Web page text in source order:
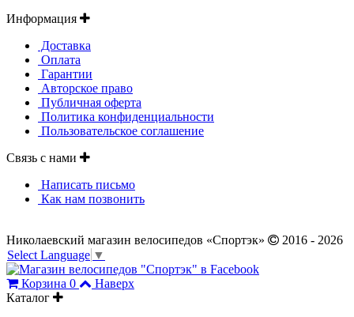
Информация
Доставка
Оплата
Гарантии
Авторское право
Публичная оферта
Политика конфиденциальности
Пользовательское соглашение
Связь с нами
Написать письмо
Как нам позвонить
Николаевский магазин велосипедов «Спортэк»
2016 - 2026
Select Language ▼
Корзина 0
Наверх
Каталог